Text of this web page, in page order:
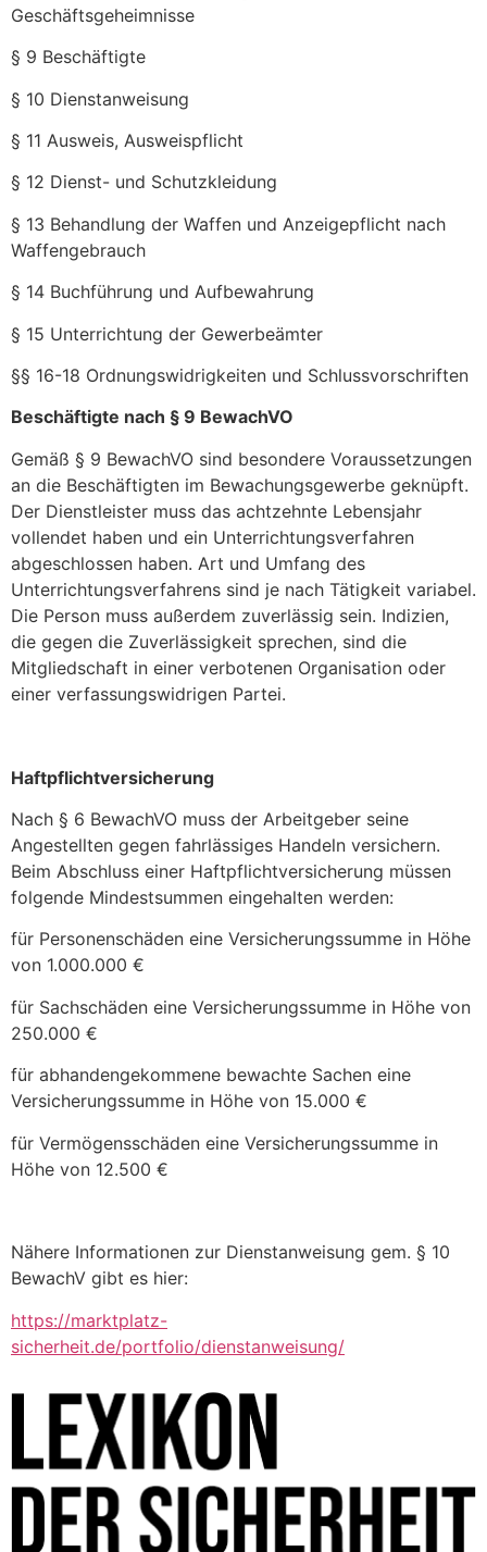
Geschäftsgeheimnisse
§ 9 Beschäftigte
§ 10 Dienstanweisung
§ 11 Ausweis, Ausweispflicht
§ 12 Dienst- und Schutzkleidung
§ 13 Behandlung der Waffen und Anzeigepflicht nach
Waffengebrauch
§ 14 Buchführung und Aufbewahrung
§ 15 Unterrichtung der Gewerbeämter
§§ 16-18 Ordnungswidrigkeiten und Schlussvorschriften
Beschäftigte nach § 9 BewachVO
Gemäß § 9 BewachVO sind besondere Voraussetzungen
an die Beschäftigten im Bewachungsgewerbe geknüpft.
Der Dienstleister muss das achtzehnte Lebensjahr
vollendet haben und ein Unterrichtungsverfahren
abgeschlossen haben. Art und Umfang des
Unterrichtungsverfahrens sind je nach Tätigkeit variabel.
Die Person muss außerdem zuverlässig sein. Indizien,
die gegen die Zuverlässigkeit sprechen, sind die
Mitgliedschaft in einer verbotenen Organisation oder
einer verfassungswidrigen Partei.
Haftpflichtversicherung
Nach § 6 BewachVO muss der Arbeitgeber seine
Angestellten gegen fahrlässiges Handeln versichern.
Beim Abschluss einer Haftpflichtversicherung müssen
folgende Mindestsummen eingehalten werden:
für Personenschäden eine Versicherungssumme in Höhe
von 1.000.000 €
für Sachschäden eine Versicherungssumme in Höhe von
250.000 €
für abhandengekommene bewachte Sachen eine
Versicherungssumme in Höhe von 15.000 €
für Vermögensschäden eine Versicherungssumme in
Höhe von 12.500 €
Nähere Informationen zur Dienstanweisung gem. § 10
BewachV gibt es hier:
https://marktplatz-
sicherheit.de/portfolio/dienstanweisung/